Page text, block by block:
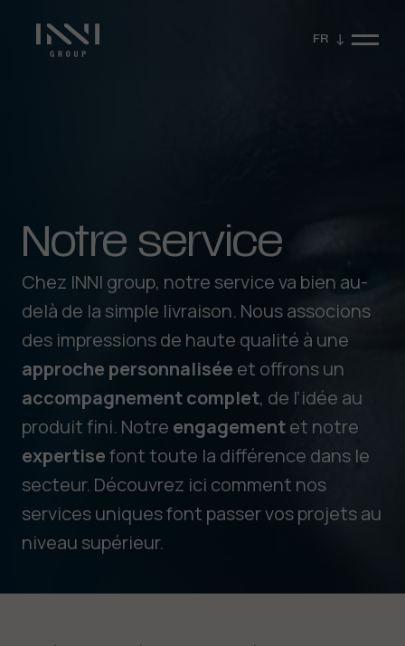
FR
Notre service
Chez INNI group, notre service va bien au-
delà de la simple livraison. Nous associons
des impressions de haute qualité à une
approche personnalisée et offrons un
accompagnementcomplet, de l’idée au
produit fini. Notre engagementet notre
expertisefont toute la différence dans le
secteur. Découvrez ici comment nos
services uniques font passer vos projets au
niveau supérieur.
Fermer la vidéo